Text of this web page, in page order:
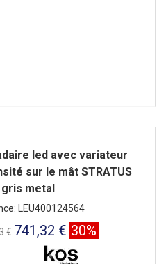
led avec variateur
sur le mât STRATUS
metal
LEU400124564
€ 741,32 € 30%